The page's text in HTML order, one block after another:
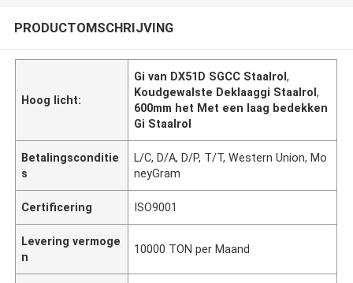
PRODUCTOMSCHRIJVING
Hoog licht:
Gi van DX51D SGCC Staalrol,
Koudgewalste Deklaaggi Staalrol,
600mm het Met een laag bedekken
Gi Staalrol
Betalingsconditie
s
L/C, D/A, D/P, T/T, Western Union, Mo
neyGram
Certificering ISO9001
Levering vermoge
n
10000 TON per Maand